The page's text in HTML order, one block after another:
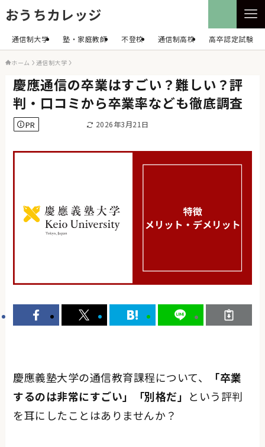
おうちカレッジ
通信制大学 塾・家庭教師 不登校 通信制高校 高卒認定試験
ホーム 通信制大学
慶應通信の卒業はすごい？難しい？評
判・口コミから卒業率なども徹底調査
PR 2026年3月21日
慶應義塾大学の通信教育課程について、
「卒業
するのは非常にすごい」「別格だ」 という評判
を耳にしたことはありませんか？